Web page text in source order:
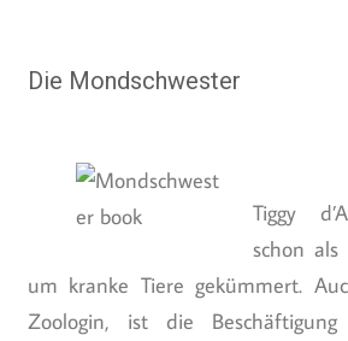
Die Mondschwester
Tiggy
schon
um kranke Tiere gekümmert.
Zoologin, ist die